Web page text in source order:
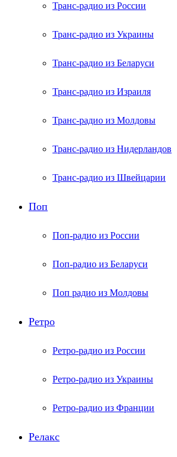
Транс-радио из России
Транс-радио из Украины
Транс-радио из Беларуси
Транс-радио из Израиля
Транс-радио из Молдовы
Транс-радио из Нидерландов
Транс-радио из Швейцарии
Поп
Поп-радио из России
Поп-радио из Беларуси
Поп радио из Молдовы
Ретро
Ретро-радио из России
Ретро-радио из Украины
Ретро-радио из Франции
Релакс